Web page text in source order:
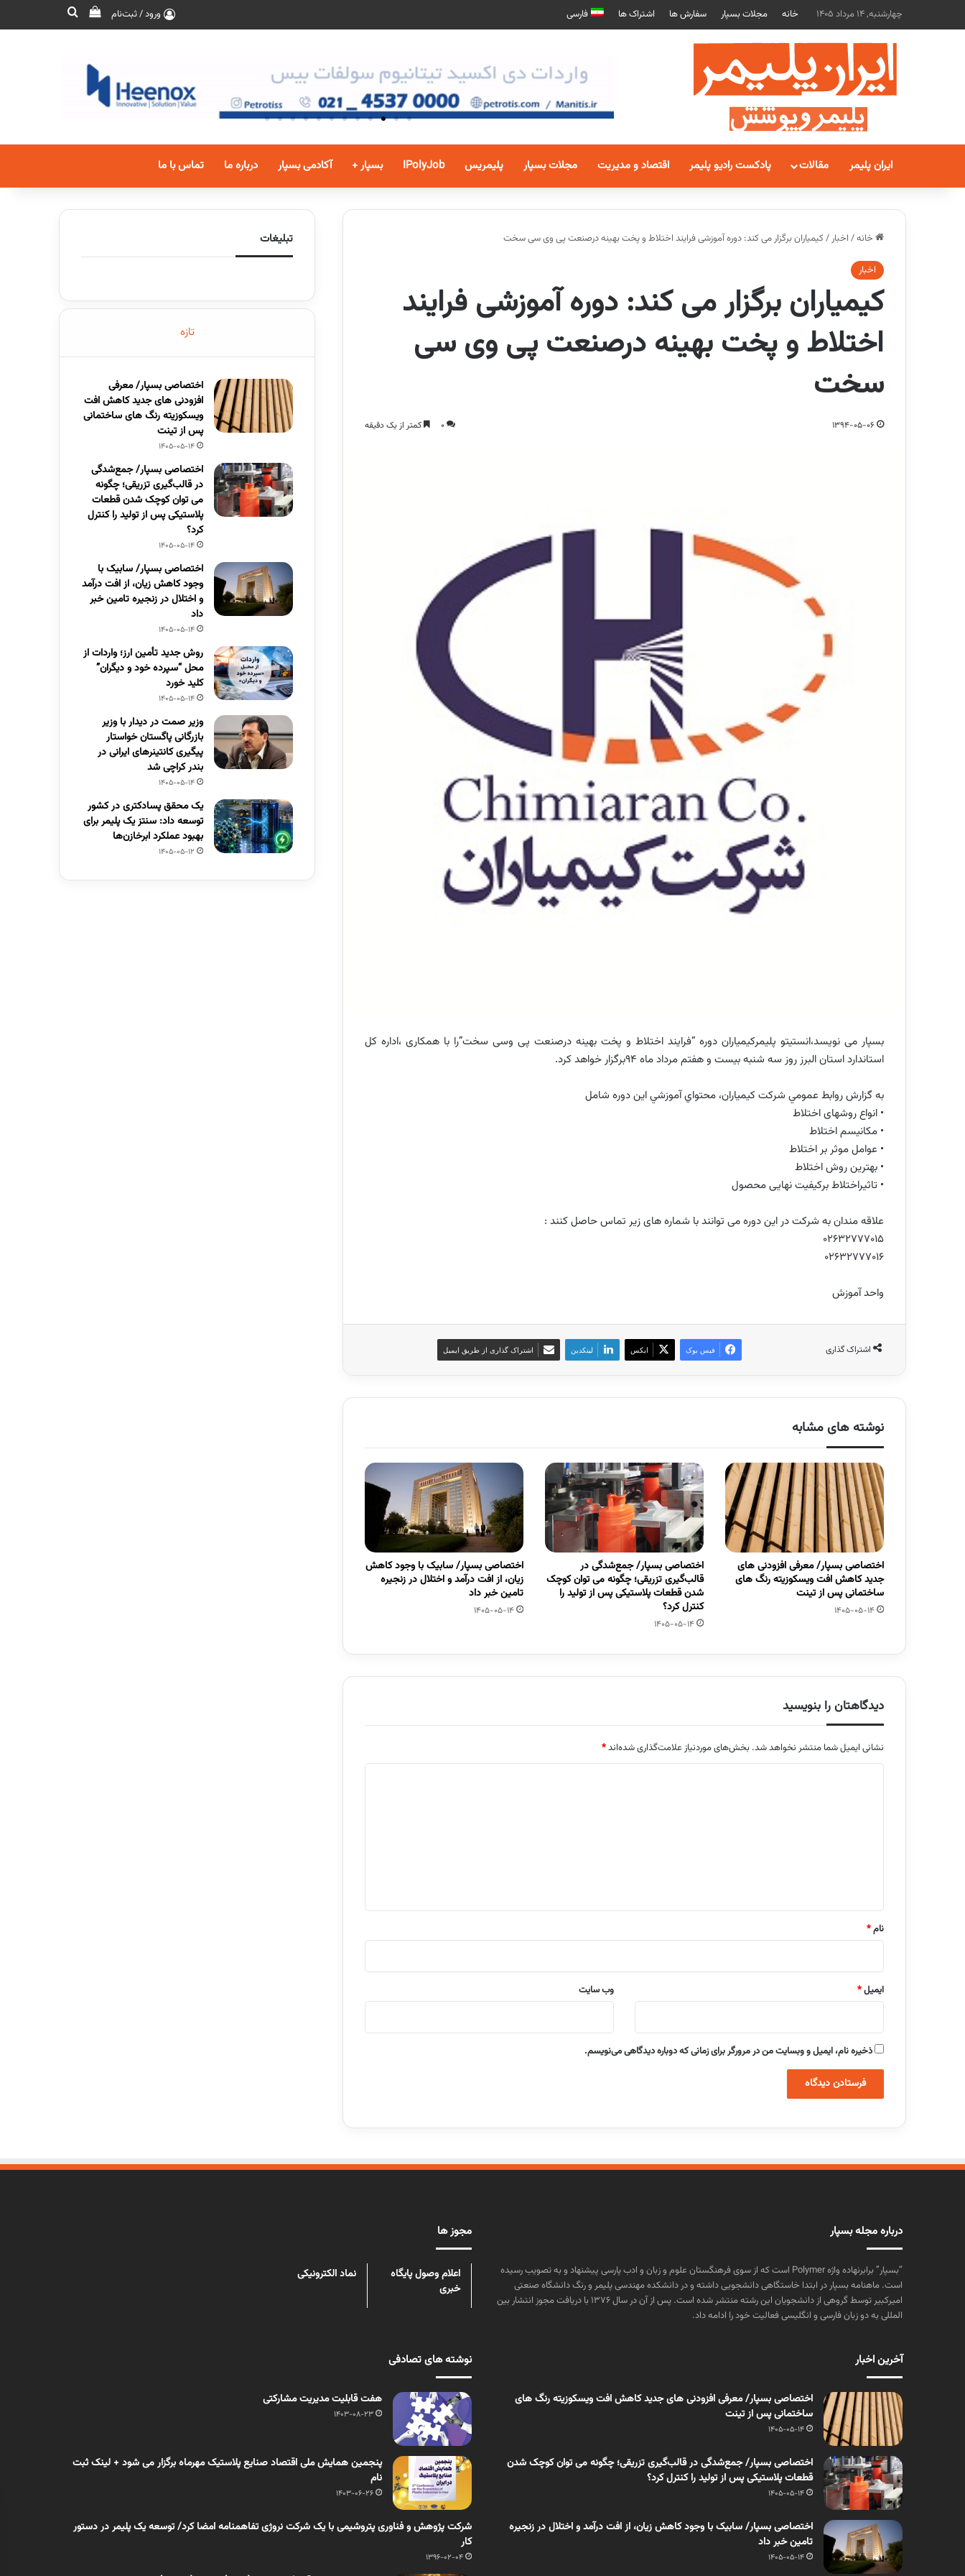
چهارشنبه, 14 مرداد 1405 خانه مجلات بسپار سفارش ها اشتراک ها فارسی ورود / ثبت‌نام
ایران پلیمر مقالات پادکست رادیو پلیمر اقتصاد و مدیریت مجلات بسپار پلیمریس IPolyJob بسپار + آکادمی بسپار درباره ما تماس با ما
خانه/ اخبار/کیمیاران برگزار می کند: دوره آموزشی فرایند اختلاط و پخت بهینه درصنعت پی وی سی سخت
اخبار
کیمیاران برگزار می کند: دوره آموزشی فرایند
اختلاط و پخت بهینه درصنعت پی وی سی
سخت
1394-05-06
0 کمتر از یک دقیقه
بسپار می نویسد،انستیتو پلیمرکیمیاران دوره “فرایند اختلاط و پخت بهینه درصنعت پی وسی سخت”را با همکاری ،اداره کل
استاندارد استان البرز روز سه شنبه بیست و هفتم مرداد ماه 94برگزار خواهد کرد.
به گزارش روابط عمومي شركت كيمياران، محتواي آموزشي اين دوره شامل
• انواع روشهای اختلاط
• مکانیسم اختلاط
• عوامل موثر بر اختلاط
• بهترین روش اختلاط
• تاثیراختلاط برکیفیت نهایی محصول
علاقه مندان به شرکت در این دوره می توانند با شماره های زیر تماس حاصل کنند :
02632777015
02632777016
واحد آموزش
اشتراک گذاری فیس بوک ایکس لینکدین اشتراک گذاری از طریق ایمیل
نوشته های مشابه
اختصاصی بسپار/ معرفی افزودنی های
جدید کاهش افت ویسکوزیته رنگ های
ساختمانی پس از تینت
1405-05-14
اختصاصی بسپار/ جمع‌شدگی در
قالب‌گیری تزریقی؛ چگونه می توان کوچک
شدن قطعات پلاستیکی پس از تولید را
کنترل کرد؟
1405-05-14
اختصاصی بسپار/ سابیک با وجود کاهش
زیان، از افت درآمد و اختلال در زنجیره
تامین خبر داد
1405-05-14
دیدگاهتان را بنویسید
نشانی ایمیل شما منتشر نخواهد شد. بخش‌های موردنیاز علامت‌گذاری شده‌اند*
نام*
ایمیل* وب‌ سایت
ذخیره نام، ایمیل و وبسایت من در مرورگر برای زمانی که دوباره دیدگاهی می‌نویسم.
تبلیغات
تازه
اختصاصی بسپار/ معرفی
افزودنی های جدید کاهش افت
ویسکوزیته رنگ های ساختمانی
پس از تینت
1405-05-14
اختصاصی بسپار/ جمع‌شدگی
در قالب‌گیری تزریقی؛ چگونه
می توان کوچک شدن قطعات
پلاستیکی پس از تولید را کنترل
کرد؟
1405-05-14
اختصاصی بسپار/ سابیک با
وجود کاهش زیان، از افت درآمد
و اختلال در زنجیره تامین خبر
داد
1405-05-14
روش جدید تأمین ارز؛ واردات از
محل “سپرده خود و دیگران”
کلید خورد
1405-05-14
وزیر صمت در دیدار با وزیر
بازرگانی پاگستان خواستار
پیگیری کانتینرهای ایرانی در
بندر کراچی شد
1405-05-14
یک محقق پسادکتری در کشور
توسعه داد: سنتز یک پلیمر برای
بهبود عملکرد ابرخازن‌ها
1405-05-12
درباره مجله بسپار
“بسپار” برابرنهاده واژه Polymer است که از سوی فرهنگستان علوم و زبان و ادب پارسی پیشنهاد و به تصویب رسیده
است. ماهنامه بسپار در ابتدا خاستگاهی دانشجویی داشته و در دانشکده مهندسی پلیمر و رنگ دانشگاه صنعتی
امیرکبیر توسط گروهی از دانشجویان این رشته منتشر شده است. پس از آن در سال ۱۳۷۶ با دریافت مجوز انتشار بین
المللی به دو زبان فارسی و انگلیسی فعالیت خود را ادامه داد.
مجوز ها
اعلام وصول پایگاه
خبری
نماد الکترونیکی
آخرین اخبار
اختصاصی بسپار/ معرفی افزودنی های جدید کاهش افت ویسکوزیته رنگ های
ساختمانی پس از تینت
1405-05-14
اختصاصی بسپار/ جمع‌شدگی در قالب‌گیری تزریقی؛ چگونه می توان کوچک شدن
قطعات پلاستیکی پس از تولید را کنترل کرد؟
1405-05-14
اختصاصی بسپار/ سابیک با وجود کاهش زیان، از افت درآمد و اختلال در زنجیره
تامین خبر داد
1405-05-14
نوشته های تصادفی
هفت قابلیت مدیریت مشارکتی
1403-08-23
پنجمین همایش ملی اقتصاد صنایع پلاستیک مهرماه برگزار می شود + لینک ثبت
نام
1403-06-26
شرکت پژوهش و فناوری پتروشیمی با یک شرکت نروژی تفاهمنامه امضا کرد/ توسعه یک پلیمر در دستور
کار
1396-02-04